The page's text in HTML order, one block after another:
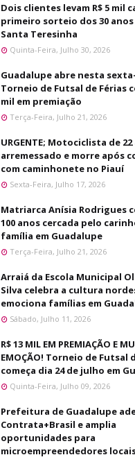
Dois clientes levam R$ 5 mil
primeiro sorteio dos 30
Santa Teresinha
Quinta-Feira, Julho 30, 2026
Guadalupe abre nesta
Torneio de Futsal de Férias
mil em premiação
Terça-Feira, Julho 21, 2026
URGENTE; Motociclista de
arremessado e morre após
com caminhonete no Piauí
Sexta-Feira, Julho 17, 2026
Matriarca Anísia Rodrigues
100 anos cercada pelo
família em Guadalupe
Terça-Feira, Julho 21, 2026
Arraiá da Escola Municipal
Silva celebra a cultura
emociona famílias em
Sábado, Julho 11, 2026
R$ 13 MIL EM PREMIAÇÃO E
EMOÇÃO! Torneio de Futsal
começa dia 24 de julho em
Quinta-Feira, Julho 09, 2026
Prefeitura de Guadalupe
Contrata+Brasil e amplia
oportunidades para
microempreendedores